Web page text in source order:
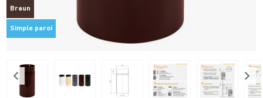
Braun
Simple paroi